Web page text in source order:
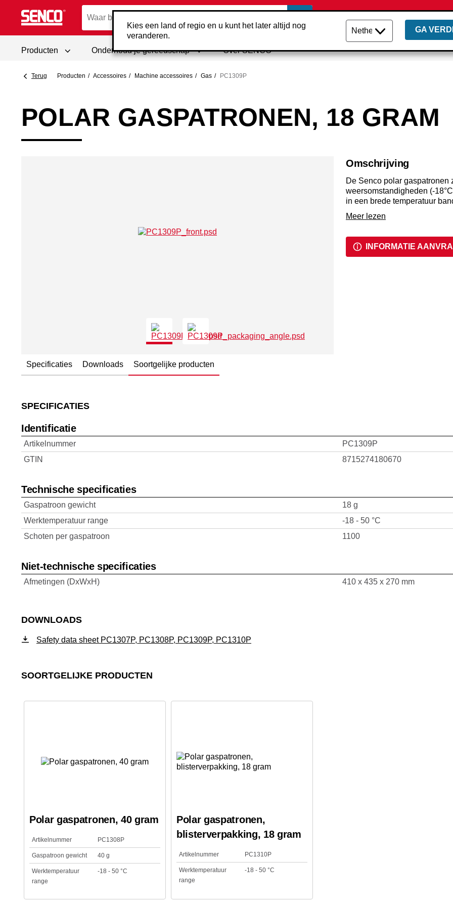
Kies een land of regio en u kunt het later altijd nog
veranderen.
GA
Producten Onderhoud je gereedschap Over SENCO
Terug Producten Accessoires Machine accessoires Gas PC1309P
POLAR GASPATRONEN, 18 GRAM
Omschrijving
De Senco polar
weersomstandigheden (-
in een brede temperatuur
temperaturen onder het
maar liefst 24 maanden na
Meer lezen
INFORMATIE
Specificaties Downloads Soortgelijke producten
SPECIFICATIES
Identificatie
Artikelnummer
PC1309P
GTIN
8715274180670
Technische specificaties
Gaspatroon gewicht
18 g
Werktemperatuur range
-18 - 50 °C
Schoten per gaspatroon
1100
Niet-technische specificaties
Afmetingen (DxWxH) 410 x 435 x 270 mm
DOWNLOADS
Safety data sheet PC1307P, PC1308P, PC1309P, PC1310P
SOORTGELIJKE PRODUCTEN
Polar gaspatronen, 40 gram
Artikelnummer PC1308P
Gaspatroon gewicht 40 g
Werktemperatuur
range
-18 - 50 °C
Polar gaspatronen,
blisterverpakking, 18 gram
Artikelnummer PC1310P
Werktemperatuur
range
-18 - 50 °C